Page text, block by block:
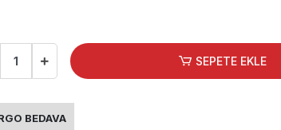
SEPETE EKLE
BEDAVA